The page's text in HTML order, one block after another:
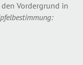
Vordergrund in